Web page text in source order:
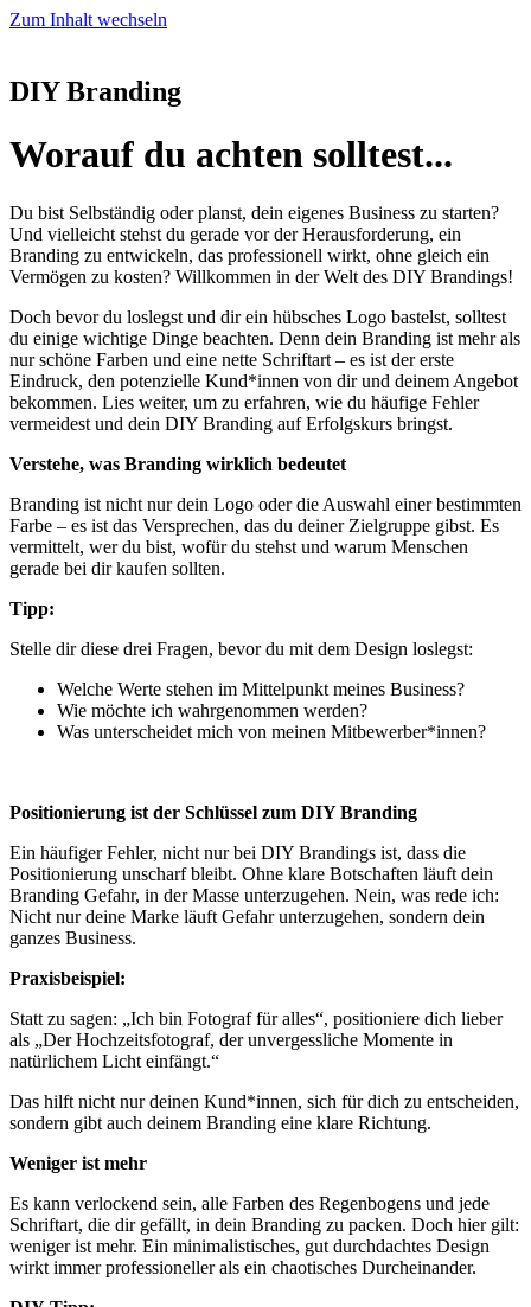
Zum Inhalt wechseln
DIY Branding
Worauf du achten solltest...
Du bist Selbständig oder planst, dein eigenes Business zu starten?
Und vielleicht stehst du gerade vor der Herausforderung, ein
Branding zu entwickeln, das professionell wirkt, ohne gleich ein
Vermögen zu kosten? Willkommen in der Welt des DIY Brandings!
Doch bevor du loslegst und dir ein hübsches Logo bastelst, solltest
du einige wichtige Dinge beachten. Denn dein Branding ist mehr als
nur schöne Farben und eine nette Schriftart – es ist der erste
Eindruck, den potenzielle Kund*innen von dir und deinem Angebot
bekommen. Lies weiter, um zu erfahren, wie du häufige Fehler
vermeidest und dein DIY Branding auf Erfolgskurs bringst.
Verstehe, was Branding wirklich bedeutet
Branding ist nicht nur dein Logo oder die Auswahl einer bestimmten
Farbe – es ist das Versprechen, das du deiner Zielgruppe gibst. Es
vermittelt, wer du bist, wofür du stehst und warum Menschen
gerade bei dir kaufen sollten.
Tipp:
Stelle dir diese drei Fragen, bevor du mit dem Design loslegst:
Welche Werte stehen im Mittelpunkt meines Business?
Wie möchte ich wahrgenommen werden?
Was unterscheidet mich von meinen Mitbewerber*innen?
Positionierung ist der Schlüssel zum DIY Branding
Ein häufiger Fehler, nicht nur bei DIY Brandings ist, dass die
Positionierung unscharf bleibt. Ohne klare Botschaften läuft dein
Branding Gefahr, in der Masse unterzugehen. Nein, was rede ich:
Nicht nur deine Marke läuft Gefahr unterzugehen, sondern dein
ganzes Business.
Praxisbeispiel:
Statt zu sagen: „Ich bin Fotograf für alles“, positioniere dich lieber
als „Der Hochzeitsfotograf, der unvergessliche Momente in
natürlichem Licht einfängt.“
Das hilft nicht nur deinen Kund*innen, sich für dich zu entscheiden,
sondern gibt auch deinem Branding eine klare Richtung.
Weniger ist mehr
Es kann verlockend sein, alle Farben des Regenbogens und jede
Schriftart, die dir gefällt, in dein Branding zu packen. Doch hier gilt:
weniger ist mehr. Ein minimalistisches, gut durchdachtes Design
wirkt immer professioneller als ein chaotisches Durcheinander.